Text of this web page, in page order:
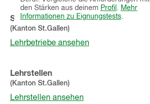
den Stärken aus deinem Profil . Mehr
Informationen zu Eignungstests.
einem
neuen
Schnupperlehren
(Kanton St.Gallen)
Lehrbetriebe ansehen
Lehrstellen
(Kanton St.Gallen)
Lehrstellen ansehen